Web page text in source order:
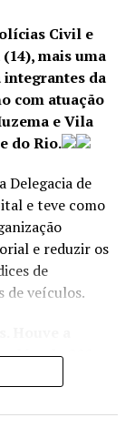
região
o
Civil e
mais uma
integrantes da
com atuação
e Vila
do Rio.
Delegacia de
e teve como
e reduzir os
de
de veículos.
de 200
quatro